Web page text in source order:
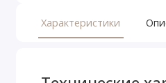
Характеристики